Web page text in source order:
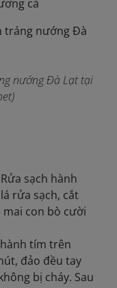
cà
nướng Đà Lạt tại
sạch hành
rửa sạch, cắt
mai con bò cười
tím trên
đảo đều tay
bị cháy. Sau